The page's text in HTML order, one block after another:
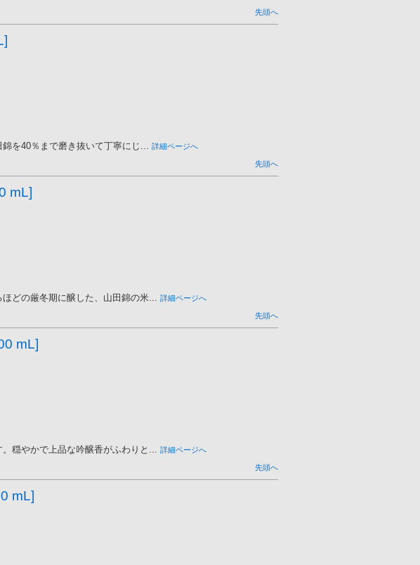
先頭へ
を40％まで磨き抜いて丁寧にじ... 詳細ページへ
先頭へ
mL]
どの厳冬期に醸した、山田錦の米... 詳細ページへ
先頭へ
mL]
穏やかで上品な吟醸香がふわりと... 詳細ページへ
先頭へ
mL]